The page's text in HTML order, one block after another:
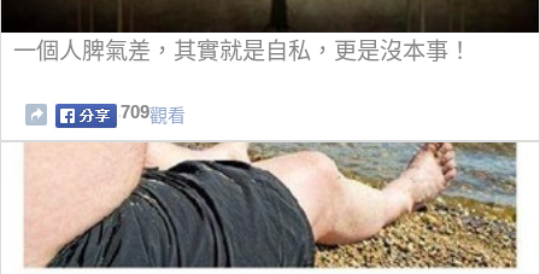
一個人脾氣差，其實就是自私，更是沒本事！
709觀看